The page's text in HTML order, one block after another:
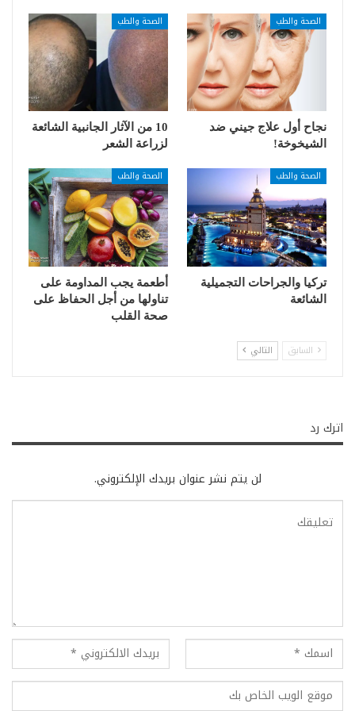
الصحة والطب
نجاح أول علاج جيني ضد
الشيخوخة!
الصحة والطب
10 من الآثار الجانبية الشائعة
لزراعة الشعر
الصحة والطب
تركيا والجراحات التجميلية
الشائعة
الصحة والطب
أطعمة يجب المداومة على
تناولها من أجل الحفاظ على
صحة القلب
السابق التالي
اترك رد
لن يتم نشر عنوان بريدك الإلكتروني.